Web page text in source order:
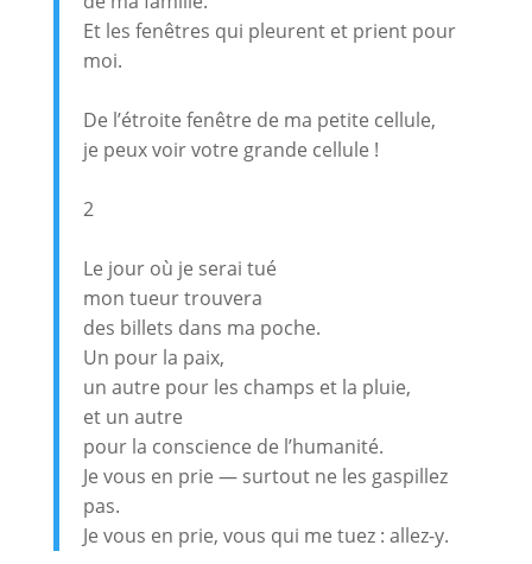
Et les fenêtres qui pleurent et prient pour
moi.
De l’étroite fenêtre de ma petite cellule,
je peux voir votre grande cellule !
2
Le jour où je serai tué
mon tueur trouvera
des billets dans ma poche.
Un pour la paix,
un autre pour les champs et la pluie,
et un autre
pour la conscience de l’humanité.
Je vous en prie — surtout ne les gaspillez
pas.
Je vous en prie, vous qui me tuez : allez-y.